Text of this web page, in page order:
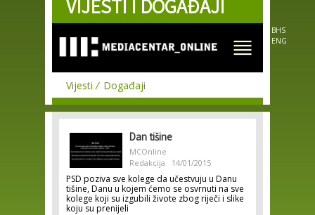
Skip to
main
VIJESTI I DOGAĐAJI
BHS
ENG
Vijesti Događaji
Dan tišine
MCOnline
Redakcija
14/01/2015
PSD poziva sve kolege da učestvuju u Danu
tišine, Danu u kojem ćemo se osvrnuti na sve
kolege koji su izgubili živote zbog riječi i slike
koju su prenijeli